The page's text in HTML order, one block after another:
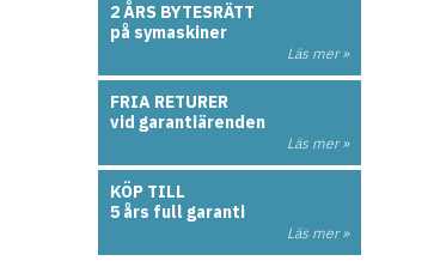
2 ÅRS BYTESRÄTT
på symaskiner
Läs mer »
FRIA RETURER
vid garantiärenden
Läs mer »
KÖP TILL
5 års full garanti
Läs mer »